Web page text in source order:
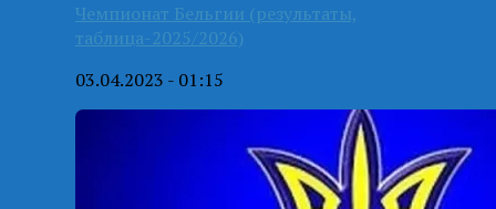
Чемпионат Бельгии (результаты,
таблица-2025/2026)
03.04.2023 - 01:15